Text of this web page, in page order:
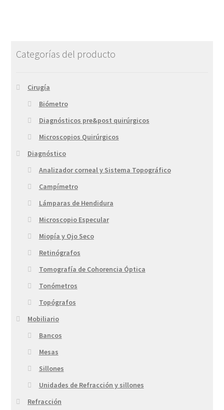
Categorías del producto
Cirugía
Biómetro
Diagnósticos pre&post quirúrgicos
Microscopios Quirúrgicos
Diagnóstico
Analizador corneal y Sistema Topográfico
Campímetro
Lámparas de Hendidura
Microscopio Especular
Miopía y Ojo Seco
Retinógrafos
Tomografía de Cohorencia Óptica
Tonómetros
Topógrafos
Mobiliario
Bancos
Mesas
Sillones
Unidades de Refracción y sillones
Refracción